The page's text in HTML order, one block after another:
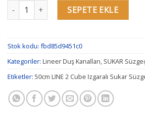
50cm LINE 2 Cube Izgaralı Sukar Süzgeç
SEPETE EKLE
Stok kodu: fbd85d9451c0
Kategoriler: Lineer Duş Kanalları, SUKAR
Etiketler: 50cm LINE 2 Cube Izgaralı Sukar